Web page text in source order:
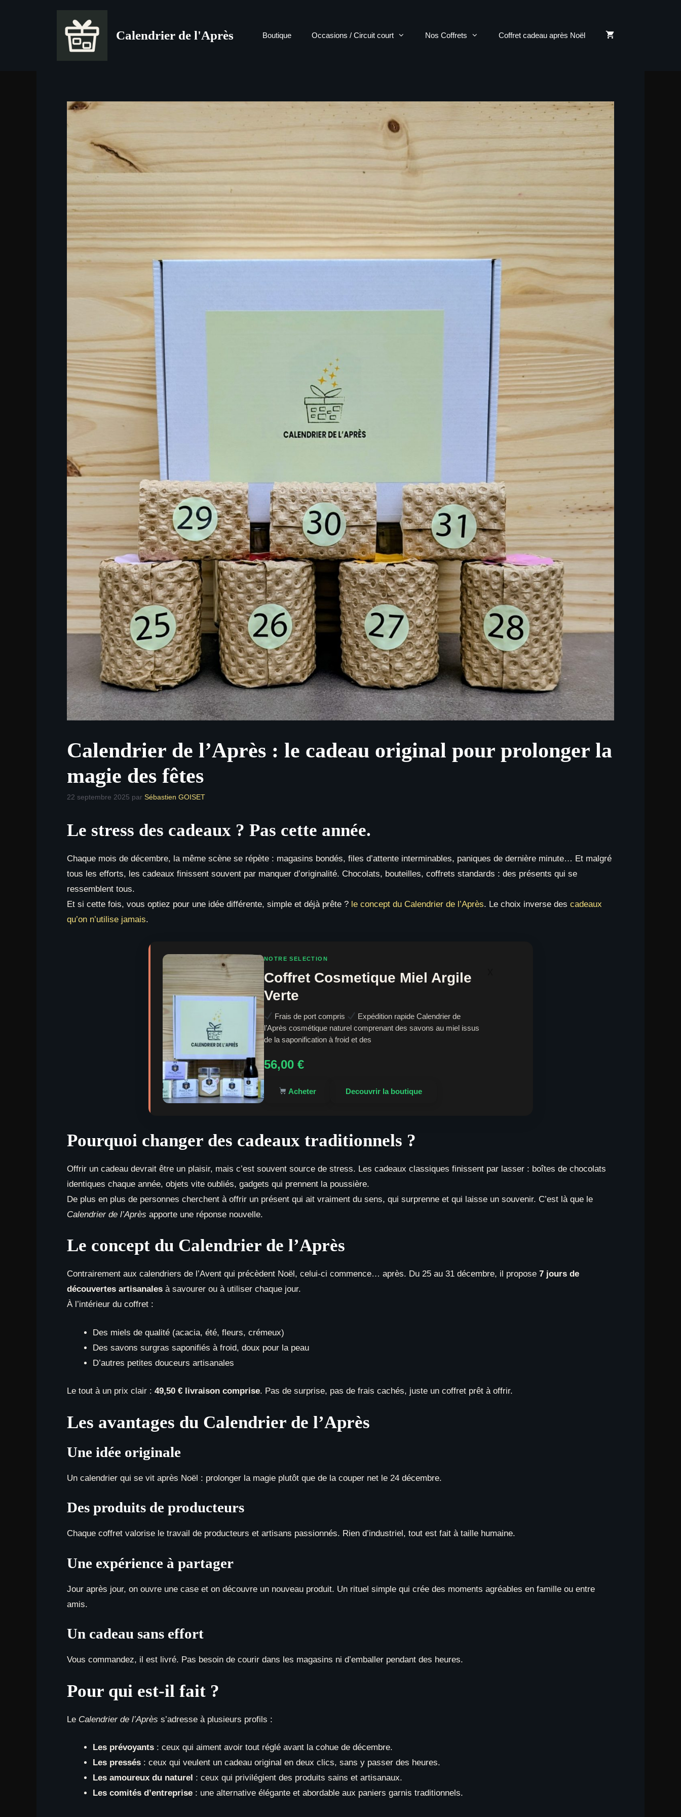
Calendrier de l'Après Boutique Occasions / Circuit court Nos Coffrets Coffret cadeau après Noël
Calendrier de l’Après : le cadeau original pour prolonger la
magie des fêtes
22 septembre 2025 par Sébastien GOISET
Le stress des cadeaux ? Pas cette année.
Chaque mois de décembre, la même scène se répète : magasins bondés, files d’attente interminables, paniques de dernière minute… Et malgré
tous les efforts, les cadeaux finissent souvent par manquer d’originalité. Chocolats, bouteilles, coffrets standards : des présents qui se
ressemblent tous.
Et si cette fois, vous optiez pour une idée différente, simple et déjà prête ? le concept du Calendrier de l’Après. Le choix inverse des cadeaux
qu’on n’utilise jamais.
NOTRE SELECTION
Coffret Cosmetique Miel Argile
Verte
Frais de port compris
Expédition rapide Calendrier de
l’Après cosmétique naturel comprenant des savons au miel issus
de la saponification à froid et des
56,00 €
Acheter Decouvrir la boutique
Pourquoi changer des cadeaux traditionnels ?
Offrir un cadeau devrait être un plaisir, mais c’est souvent source de stress. Les cadeaux classiques finissent par lasser : boîtes de chocolats
identiques chaque année, objets vite oubliés, gadgets qui prennent la poussière.
De plus en plus de personnes cherchent à offrir un présent qui ait vraiment du sens, qui surprenne et qui laisse un souvenir. C’est là que le
Calendrier de l’Après apporte une réponse nouvelle.
Le concept du Calendrier de l’Après
Contrairement aux calendriers de l’Avent qui précèdent Noël, celui-ci commence… après. Du 25 au 31 décembre, il propose 7 jours de
découvertes artisanales à savourer ou à utiliser chaque jour.
À l’intérieur du coffret :
Des miels de qualité (acacia, été, fleurs, crémeux)
Des savons surgras saponifiés à froid, doux pour la peau
D’autres petites douceurs artisanales
Le tout à un prix clair : 49,50 € livraison comprise. Pas de surprise, pas de frais cachés, juste un coffret prêt à offrir.
Les avantages du Calendrier de l’Après
Une idée originale
Un calendrier qui se vit après Noël : prolonger la magie plutôt que de la couper net le 24 décembre.
Des produits de producteurs
Chaque coffret valorise le travail de producteurs et artisans passionnés. Rien d’industriel, tout est fait à taille humaine.
Une expérience à partager
Jour après jour, on ouvre une case et on découvre un nouveau produit. Un rituel simple qui crée des moments agréables en famille ou entre
amis.
Un cadeau sans effort
Vous commandez, il est livré. Pas besoin de courir dans les magasins ni d’emballer pendant des heures.
Pour qui est-il fait ?
Le Calendrier de l’Après s’adresse à plusieurs profils :
Les prévoyants : ceux qui aiment avoir tout réglé avant la cohue de décembre.
Les pressés : ceux qui veulent un cadeau original en deux clics, sans y passer des heures.
Les amoureux du naturel : ceux qui privilégient des produits sains et artisanaux.
Les comités d’entreprise : une alternative élégante et abordable aux paniers garnis traditionnels.